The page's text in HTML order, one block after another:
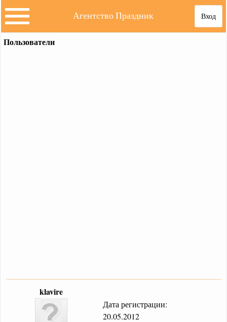
Вход
Агентство Праздник
Пользователи
klavire
Дата регистрации:
20.05.2012